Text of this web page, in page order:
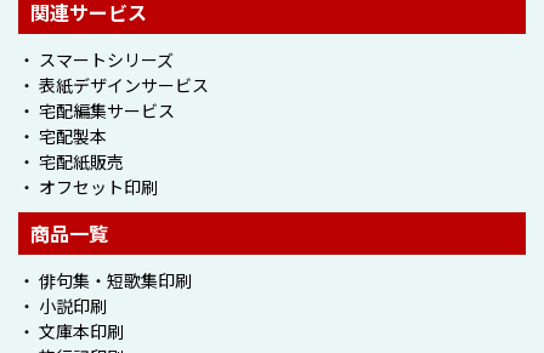
関連サービス
・ スマートシリーズ
・ 表紙デザインサービス
・ 宅配編集サービス
・ 宅配製本
・ 宅配紙販売
・ オフセット印刷
商品一覧
・ 俳句集・短歌集印刷
・ 小説印刷
・ 文庫本印刷